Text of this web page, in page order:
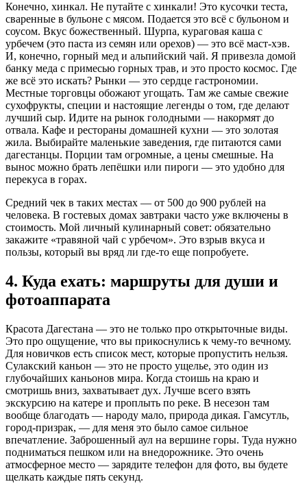
Конечно, хинкал. Не путайте с хинкали! Это кусочки теста,
сваренные в бульоне с мясом. Подается это всё с бульоном и
соусом. Вкус божественный. Шурпа, кураговая каша с
урбечем (это паста из семян или орехов) — это всё маст-хэв.
И, конечно, горный мед и альпийский чай. Я привезла домой
банку меда с примесью горных трав, и это просто космос. Где
же всё это искать? Рынки — это сердце гастрономии.
Местные торговцы обожают угощать. Там же самые свежие
сухофрукты, специи и настоящие легенды о том, где делают
лучший сыр. Идите на рынок голодными — накормят до
отвала. Кафе и рестораны домашней кухни — это золотая
жила. Выбирайте маленькие заведения, где питаются сами
дагестанцы. Порции там огромные, а цены смешные. На
вынос можно брать лепёшки или пироги — это удобно для
перекуса в горах.
Средний чек в таких местах — от 500 до 900 рублей на
человека. В гостевых домах завтраки часто уже включены в
стоимость. Мой личный кулинарный совет: обязательно
закажите «травяной чай с урбечом». Это взрыв вкуса и
пользы, который вы вряд ли где-то еще попробуете.
4. Куда ехать: маршруты для души и
фотоаппарата
Красота Дагестана — это не только про открыточные виды.
Это про ощущение, что вы прикоснулись к чему-то вечному.
Для новичков есть список мест, которые пропустить нельзя.
Сулакский каньон — это не просто ущелье, это один из
глубочайших каньонов мира. Когда стоишь на краю и
смотришь вниз, захватывает дух. Лучше всего взять
экскурсию на катере и проплыть по реке. В несезон там
вообще благодать — народу мало, природа дикая. Гамсутль,
город-призрак, — для меня это было самое сильное
впечатление. Заброшенный аул на вершине горы. Туда нужно
подниматься пешком или на внедорожнике. Это очень
атмосферное место — зарядите телефон для фото, вы будете
щелкать каждые пять секунд.